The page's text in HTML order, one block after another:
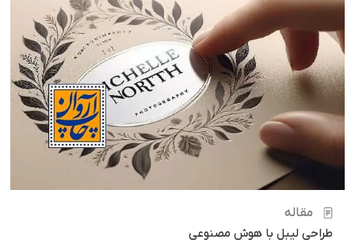
مقاله
طراحی لیبل با هوش مصنوعی